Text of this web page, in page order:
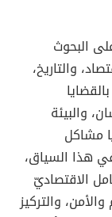
البحوث
والتاريخ،
والبيئة
مشاكل
هذا السياق،
الاقتصاديّ
والتركيز